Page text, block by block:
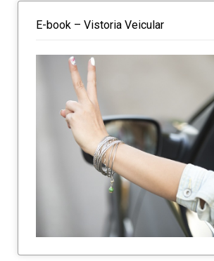
E-book – Vistoria Veicular